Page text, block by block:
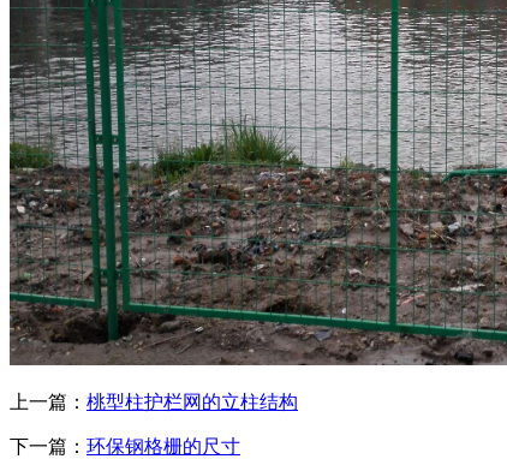
上一篇： 桃型柱护栏网的立柱结构
下一篇： 环保钢格栅的尺寸